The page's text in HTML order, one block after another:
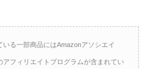
る一部商品にはAmazonアソシエイ
アフィリエイトプログラムが含まれてい